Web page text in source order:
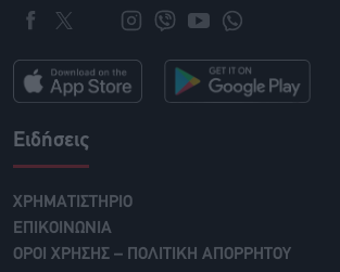
Ειδήσεις
ΧΡΗΜΑΤΙΣΤΗΡΙΟ
ΕΠΙΚΟΙΝΩΝΙΑ
ΟΡΟΙ ΧΡΗΣΗΣ – ΠΟΛΙΤΙΚΗ ΑΠΟΡΡΗΤΟΥ